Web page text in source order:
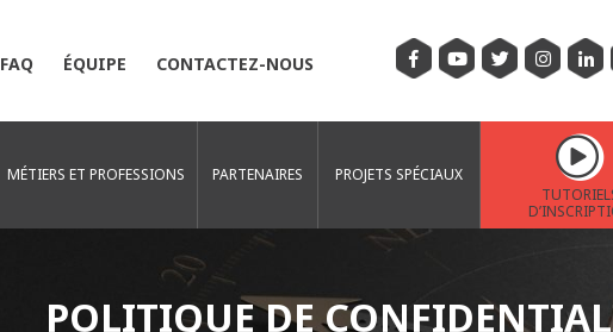
FAQ ÉQUIPE CONTACTEZ-NOUS
MÉTIERS ET PROFESSIONS PARTENAIRES
PROJETS SPÉCIAUX
POLITIQUE DE